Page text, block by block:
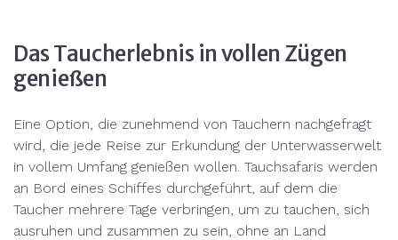
Das Taucherlebnis in vollen Zügen
genießen
Eine Option, die zunehmend von Tauchern nachgefragt
wird, die jede Reise zur Erkundung der Unterwasserwelt
in vollem Umfang genießen wollen. Tauchsafaris werden
an Bord eines Schiffes durchgeführt, auf dem die
Taucher mehrere Tage verbringen, um zu tauchen, sich
ausruhen und zusammen zu sein, ohne an Land